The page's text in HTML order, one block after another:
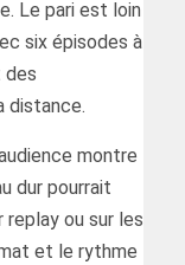
Le pari est loin
six épisodes à
des
distance.
montre
dur pourrait
replay ou sur les
et le rythme